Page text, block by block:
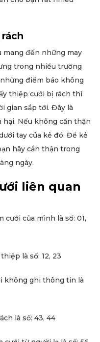
mang đến những may
trong nhiều trường
điềm báo không
thiệp cưới bị rách thì
gian sắp tới. Đây là
Nếu không cẩn thận
tay của kẻ đó. Để kẻ
hãy cẩn thận trong
ngày.
liên quan
cưới của mình là số: 01,
là số: 12, 23
không ghi thông tin là
là số: 43, 44